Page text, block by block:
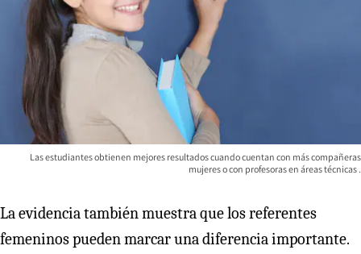
Las estudiantes obtienen mejores resultados cuando cuentan con más compañeras
mujeres o con profesoras en áreas técnicas .
La evidencia también muestra que los referentes
femeninos pueden marcar una diferencia importante.